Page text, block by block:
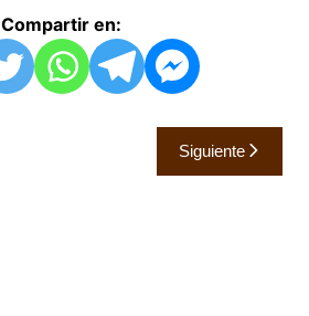
Compartir en:
Siguiente